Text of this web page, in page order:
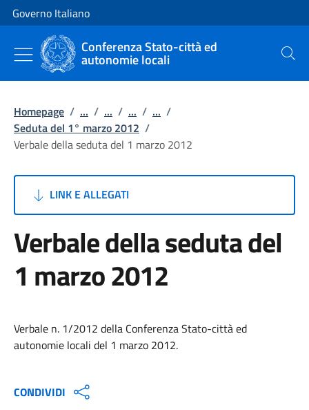
Vai al contenuto
Vai alla navigazione del sito
Governo Italiano
Conferenza Stato-città ed
autonomie locali Cerca
Homepage / ... / ... / ... / ... /
Seduta del 1° marzo 2012 /
Verbale della seduta del 1 marzo 2012
LINK E ALLEGATI
Verbale della seduta del
1 marzo 2012
Verbale n. 1/2012 della Conferenza Stato-città ed
autonomie locali del 1 marzo 2012.
CONDIVIDI